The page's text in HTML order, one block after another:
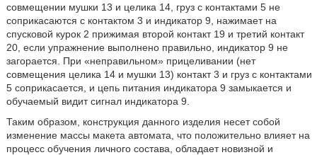
совмещении мушки 13 и целика 14, груз с контактами 5 не
соприкасаются с контактом 3 и индикатор 9, нажимает на
спусковой курок 2 прижимая второй контакт 19 и третий контакт
20, если упражнение выполнено правильно, индикатор 9 не
загорается. При «неправильном» прицеливании (нет
совмещения целика 14 и мушки 13) контакт 3 и груз с контактами
5 соприкасается, и цепь питания индикатора 9 замыкается и
обучаемый видит сигнал индикатора 9.
Таким образом, конструкция данного изделия несет собой
изменение массы макета автомата, что положительно влияет на
процесс обучения личного состава, обладает новизной и